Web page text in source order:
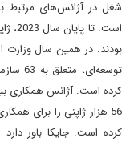
کرده است. جایکا باور دارد